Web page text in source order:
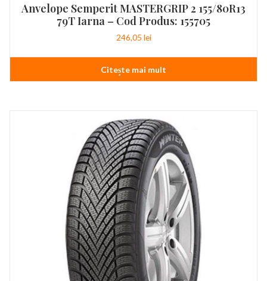
Anvelope Semperit MASTERGRIP 2 155/80R13
79T Iarna – Cod Produs: 155705
246,05 lei
Citește mai mult